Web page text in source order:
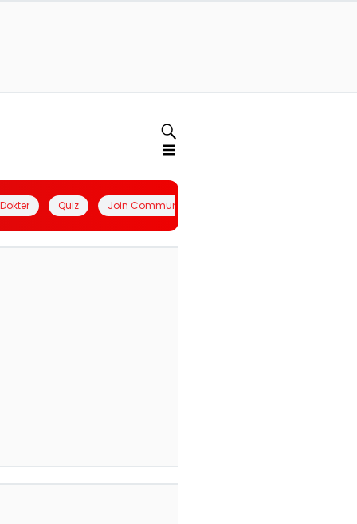
Quiz Join Community